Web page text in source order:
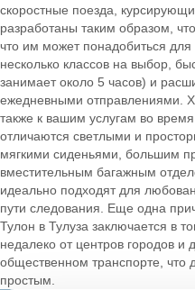
скоростные поезда,
разработаны таким образом,
что им может понадобиться
несколько классов на выбор,
занимает около 5 часов) и
ежедневными отправлениями.
также к вашим услугам во
отличаются светлыми и
мягкими сиденьями, большим
вместительным багажным
идеально подходят для
пути следования. Еще одна
Тулон в Тулуза заключается в
недалеко от центров городов и
общественном транспорте, что
простым.